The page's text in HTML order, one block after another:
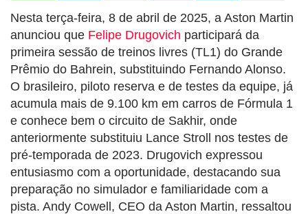
Nesta terça-feira, 8 de abril de 2025, a Aston Martin
anunciou que Felipe Drugovich participará da
primeira sessão de treinos livres (TL1) do Grande
Prêmio do Bahrein, substituindo Fernando Alonso.
O brasileiro, piloto reserva e de testes da equipe, já
acumula mais de 9.100 km em carros de Fórmula 1
e conhece bem o circuito de Sakhir, onde
anteriormente substituiu Lance Stroll nos testes de
pré-temporada de 2023. Drugovich expressou
entusiasmo com a oportunidade, destacando sua
preparação no simulador e familiaridade com a
pista. Andy Cowell, CEO da Aston Martin, ressaltou